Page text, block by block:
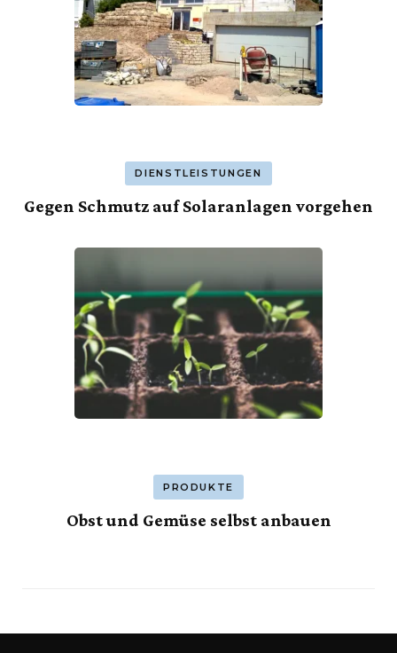
DIENSTLEISTUNGEN
Gegen Schmutz auf Solaranlagen vorgehen
PRODUKTE
Obst und Gemüse selbst anbauen